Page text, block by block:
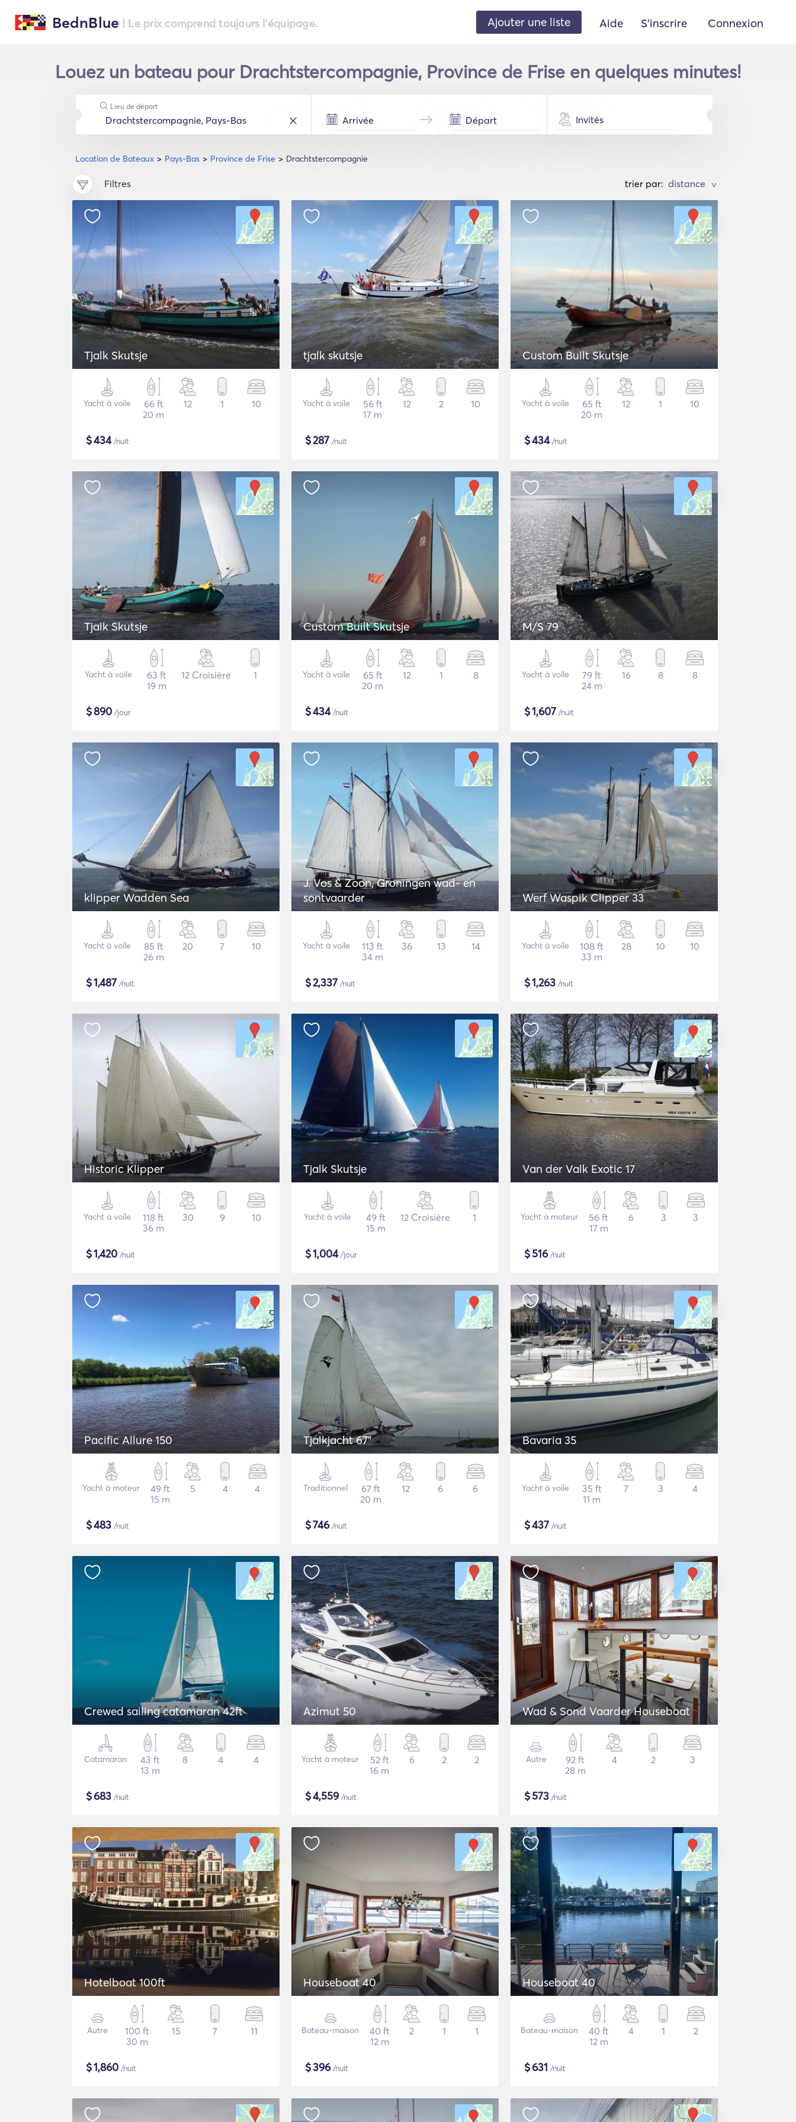
BednBlue | Le prix comprend toujours l'équipage. Ajouter une liste Aide S'inscrire Connexion
Louez un bateau pour Drachtstercompagnie, Province de Frise en quelques minutes!
Location de Bateaux Pays-Bas Province de Frise Drachtstercompagnie
Lieu de départ
Invités
Filtres trier par: >
Tjalk Skutsje
Yacht à voile
66 ft
20 m
12 1 10
$434/nuit
tjalk skutsje
Yacht à voile
56 ft
17 m
12 2 10
$287 /nuit
Custom Built Skutsje
Yacht à voile
65 ft
20 m
12 1 10
$434/nuit
Tjalk Skutsje
Yacht à voile
63 ft
19 m
12 Croisière 1
$890 /jour
Custom Built Skutsje
Yacht à voile
65 ft
20 m
12 1 8
$434/nuit
M/S 79
Yacht à voile
79 ft
24 m
16 8 8
$1,607 /nuit
klipper Wadden Sea
Yacht à voile
85 ft
26 m
20 7 10
$1,487 /nuit
J. Vos & Zoon, Groningen wad- en
sontvaarder
Yacht à voile
113 ft
34 m
36 13 14
$2,337 /nuit
Werf Waspik Clipper 33
Yacht à voile
108 ft
33 m
28 10 10
$1,263 /nuit
Historic Klipper
Yacht à voile
118 ft
36 m
30 9 10
$1,420 /nuit
Tjalk Skutsje
Yacht à voile
49 ft
15 m
12 Croisière 1
$1,004/jour
Van der Valk Exotic 17
Yacht à moteur
56 ft
17 m
6 3 3
$516/nuit
Pacific Allure 150
Yacht à moteur
49 ft
15 m
5 4 4
$483 /nuit
Tjalkjacht 67"
Traditionnel
67 ft
20 m
12 6 6
$746/nuit
Bavaria 35
Yacht à voile
35 ft
11 m
7 3 4
$437 /nuit
Crewed sailing catamaran 42ft
Catamaran
43 ft
13 m
8 4 4
$683 /nuit
Azimut 50
Yacht à moteur
52 ft
16 m
6 2 2
$4,559/nuit
Wad & Sond Vaarder Houseboat
Autre
92 ft
28 m
4 2 3
$573 /nuit
Hotelboat 100ft
Autre
100 ft
30 m
15 7 11
$1,860 /nuit
Houseboat 40
Bateau-maison
40 ft
12 m
2 1 1
$396/nuit
Houseboat 40
Bateau-maison
40 ft
12 m
4 1 2
$631 /nuit